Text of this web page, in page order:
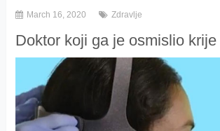
March 16, 2020 Zdravlje
Doktor koji ga je osmislio